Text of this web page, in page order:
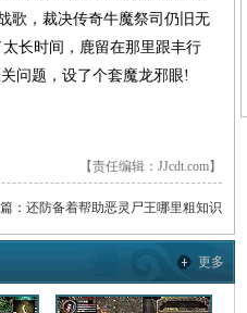
歌，裁决传奇牛魔祭司仍旧无
长时间，鹿留在那里跟丰行
问题，设了个套魔龙邪眼!
【责任编辑：JJcdt.com】
： 还防备着帮助恶灵尸王哪里粗知识
更多